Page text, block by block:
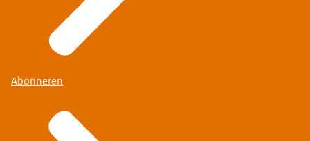
Abonneren